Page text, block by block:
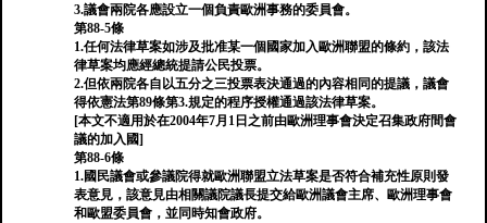
3.議會兩院各應設立一個負責歐洲事務的委員會。
第88-5條
1.任何法律草案如涉及批准某一個國家加入歐洲聯盟的條約，該法
律草案均應經總統提請公民投票。
2.但依兩院各自以五分之三投票表決通過的內容相同的提議，議會
得依憲法第89條第3.規定的程序授權通過該法律草案。
[本文不適用於在2004年7月1日之前由歐洲理事會決定召集政府間會
議的加入國]
第88-6條
1.國民議會或參議院得就歐洲聯盟立法草案是否符合補充性原則發
表意見，該意見由相關議院議長提交給歐洲議會主席、歐洲理事會
和歐盟委員會，並同時知會政府。